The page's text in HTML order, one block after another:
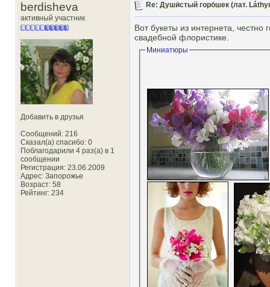
berdisheva
активный участник
Добавить в друзья
Сообщений: 216
Сказал(а) спасибо: 0
Поблагодарили 4 раз(а) в 1
сообщении
Регистрация: 23.06.2009
Адрес: Запорожье
Возраст: 58
Рейтинг: 234
Re: Души́стый горо́шек (лат.
Вот букеты из интернета,
свадебной флористике.
Миниатюры